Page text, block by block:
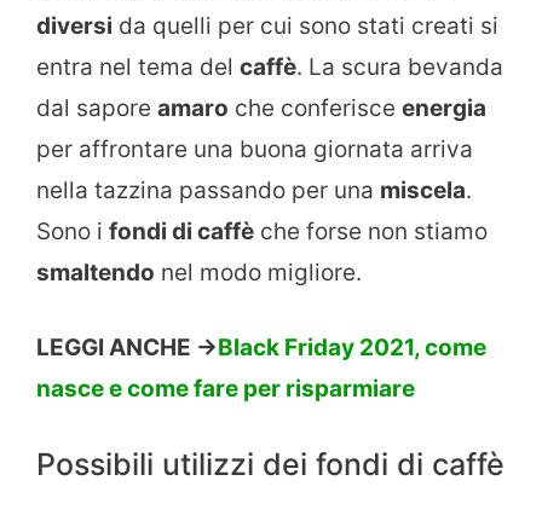
diversi da quelli per cui sono stati creati si
entra nel tema del caffè. La scura bevanda
dal sapore amaro che conferisce energia
per affrontare una buona giornata arriva
nella tazzina passando per una miscela.
Sono i fondi di caffè che forse non stiamo
smaltendo nel modo migliore.
LEGGI ANCHE ->Black Friday 2021, come
nasce e come fare per risparmiare
Possibili utilizzi dei fondi di caffè